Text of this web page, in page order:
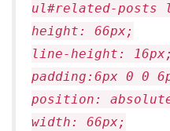
ul#related-
height: 66px;
line-height: 16px;
padding:6px 0 0
position:
width: 66px;